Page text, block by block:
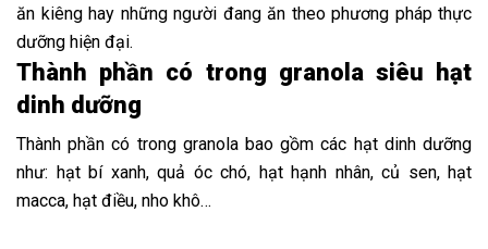
ăn kiêng hay những người đang ăn theo phương pháp thực
dưỡng hiện đại.
Thành phần có trong granola siêu hạt
dinh dưỡng
Thành phần có trong granola bao gồm các hạt dinh dưỡng
như: hạt bí xanh, quả óc chó, hạt hạnh nhân, củ sen, hạt
macca, hạt điều, nho khô…